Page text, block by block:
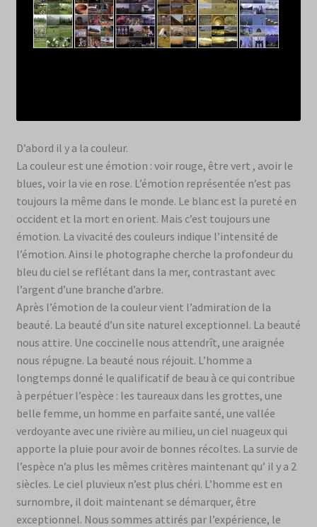
D’abord il y a la couleur.
La couleur est une émotion : voir rouge, être vert , avoir le
blues, voir la vie en rose. L’émotion représentée n’est pas
toujours la même dans le monde. Le blanc est la pureté en
occident et la mort en orient. Mais c’est toujours une
émotion. La vivacité des couleurs indique l’intensité de
l’émotion. Ainsi le photographe cherche la profondeur du
bleu du ciel se reflétant dans la mer, contrastant avec
l’argent d’une branche d’arbre.
Après l’émotion de la couleur vient l’admiration de la
beauté. La beauté d’un site naturel exceptionnel. La beauté
nous attire. Une coccinelle nous attendrît, une araignée
nous répugne. La beauté nous réjouit. L’homme a
longtemps donné le qualificatif de beau à ce qui contribue
à perpétuer l’espèce : les taureaux dans les grottes, une
belle femme, un homme en parfaite santé, une vallée
verdoyante avec une rivière au milieu, un ciel nuageux qui
apporte la pluie pour avoir de bonnes récoltes. La survie de
l’espèce n’a plus les mêmes critères maintenant qu’ il y a 2
siècles. Le ciel pluvieux n’est plus chéri. L’homme est en
surnombre, il doit maintenant se démarquer, être
exceptionnel. Nous sommes attirés par l’expérience, le